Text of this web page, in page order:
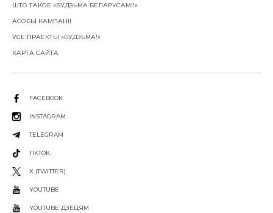
ШТО ТАКОЕ «БУДЗЬМА БЕЛАРУСАМІ!»
АСОБЫ КАМПАНІІ
УСЕ ПРАЕКТЫ «БУДЗЬМА!»
КАРТА САЙТА
FACEBOOK
INSTAGRAM
TELEGRAM
TIKTOK
X (TWITTER)
YOUTUBE
YOUTUBE ДЗЕЦЯМ